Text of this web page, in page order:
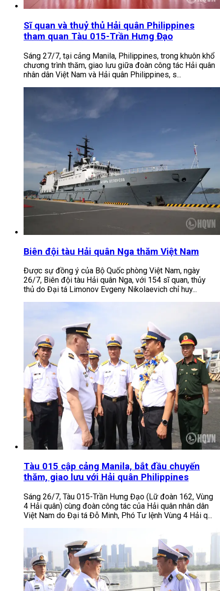
Sĩ quan và thuỷ thủ Hải quân Philippines
tham quan Tàu 015-Trần Hưng Đạo
Sáng 27/7, tại cảng Manila, Philippines, trong khuôn khổ
chương trình thăm, giao lưu giữa đoàn công tác Hải quân
nhân dân Việt Nam và Hải quân Philippines, s...
Biên đội tàu Hải quân Nga thăm Việt Nam
Được sự đồng ý của Bộ Quốc phòng Việt Nam, ngày
26/7, Biên đội tàu Hải quân Nga, với 154 sĩ quan, thủy
thủ do Đại tá Limonov Evgeny Nikolaevich chỉ huy...
Tàu 015 cập cảng Manila, bắt đầu chuyến
thăm, giao lưu với Hải quân Philippines
Sáng 26/7, Tàu 015-Trần Hưng Đạo (Lữ đoàn 162, Vùng
4 Hải quân) cùng đoàn công tác của Hải quân nhân dân
Việt Nam do Đại tá Đỗ Minh, Phó Tư lệnh Vùng 4 Hải q...